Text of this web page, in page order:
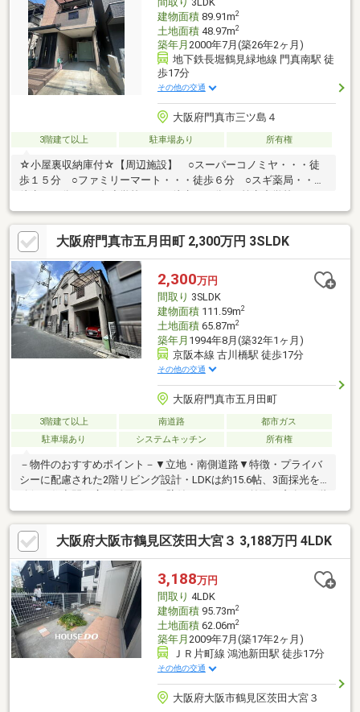
だけます！お気軽にお問合せ下さい♪
建物面積89.91m2
土地面積48.97m2
築年月 2000年7月(築26年2ヶ月)
地下鉄長堀鶴見緑地線 門真南駅 徒
歩17分
その他の交通
大阪府門真市三ツ島４
3階建て以上 駐車場あり 所有権
☆小屋裏収納庫付☆【周辺施設】 ○スーパーコノミヤ・・・徒
歩１５分 ○ファミリーマート・・・徒歩６分 ○スギ薬局・・・
徒歩１６分◆毎週土日祝はおうち探しフェア開催中！◆要望等が
固まっていない方も是非ご来店ください！家づくりの説明や、リ
フォームに関しても予算を含めてわかりやすくご説明させていた
だきます。◆お家探しを始めようにも、何から始めればいいのか
分からない…◆そんな時は不動産情報ネットへお任せください！
経験豊富なスタッフが、皆様の夢のマイホーム探しを全力でサポ
ートいたします！
大阪府門真市五月田町 2,300万円 3SLDK
2,300万円
間取り 3SLDK
建物面積111.59m2
土地面積65.87m2
築年月 1994年8月(築32年1ヶ月)
京阪本線 古川橋駅 徒歩17分
その他の交通
大阪府門真市五月田町
3階建て以上 南道路
都市ガス
駐車場あり
システムキッチン 所有権
－物件のおすすめポイント－▼立地・南側道路▼特徴・プライバ
シーに配慮された2階リビング設計・LDKは約15.6帖、3面採光を
確保・住空間を広く活用できる壁付けキッチン、前面に窓有・1階
の各洋室は引き戸で繋がる間取り・和室は約7.5帖の広さ、南側に
ベランダ有・3階の納戸は窓付・屋根付駐車場1台分有(車種によ
る)▼リフォーム履歴【2020年2月】外壁・屋根塗装【2017年2
月】UB・給湯器交換▼周辺環境・スーパー「万代舟田店」徒歩6
分(約420m)■ ご希望の住まい探しをお手伝いします
━━━━━・・・物件の詳細・ご相談はお気軽にお問い合わせく
ださい。
大阪府大阪市鶴見区茨田大宮３ 3,188万円 4LDK
3,188万円
間取り 4LDK
建物面積95.73m2
土地面積62.06m2
築年月 2009年7月(築17年2ヶ月)
ＪＲ片町線 鴻池新田駅 徒歩17分
その他の交通
大阪府大阪市鶴見区茨田大宮３